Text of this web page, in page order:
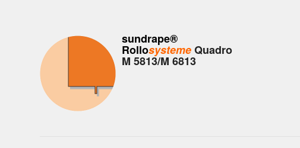
sundrape®
RollosystemeQuadro
M 5813/M 6813